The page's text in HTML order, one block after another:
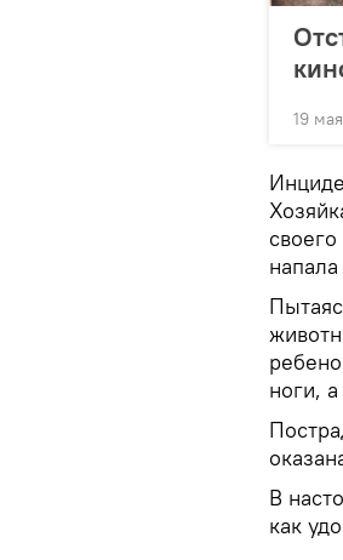
19
ноги,
В
как